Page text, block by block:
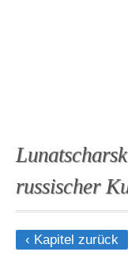
russischer
‹ Kapitel zurück